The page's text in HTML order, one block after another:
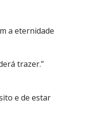
a eternidade
trazer.”
e de estar